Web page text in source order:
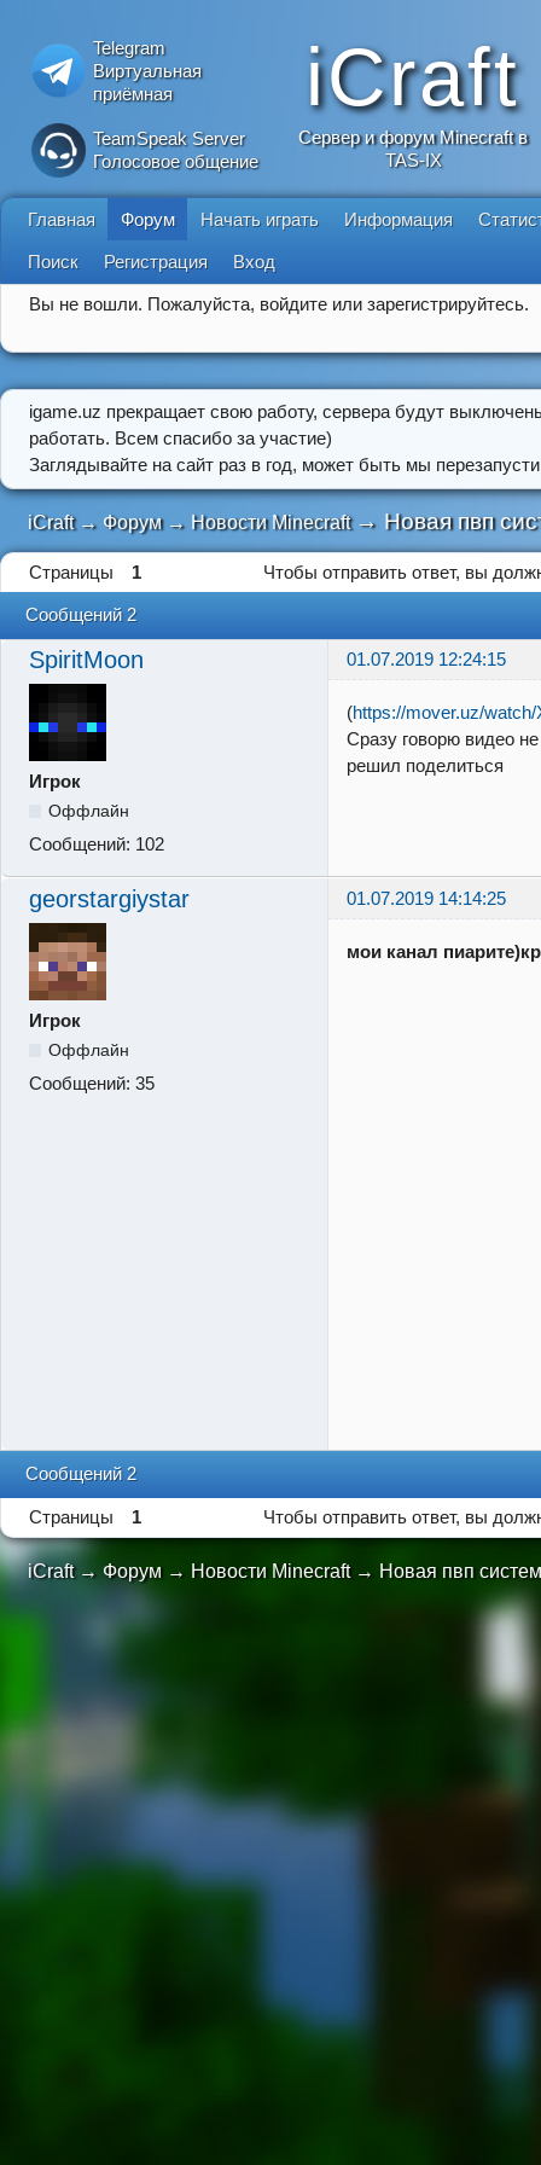
Telegram
Виртуальная
приёмная
TeamSpeak Server
Голосовое общение
iCraft
Сервер и форум Minecraft в
TAS-IX
Главная Форум Начать играть Информация
Поиск Регистрация Вход
Вы не вошли. Пожалуйста, войдите или зарегистрируйтесь.
igame.uz прекращает свою работу, сервера будут
работать. Всем спасибо за участие)
Заглядывайте на сайт раз в год, может быть мы
iCraft → Форум → Новости Minecraft → Новая пвп
Страницы 1 Чтобы отправить ответ, вы
Сообщений 2
SpiritMoon 01.07.2019 12:24:15
Игрок
Оффлайн
Сообщений: 102
(https://mover.uz/
Сразу говорю видео
решил поделиться
georstargiystar 01.07.2019 14:14:25
Игрок
Оффлайн
Сообщений: 35
мои канал
Сообщений 2
Страницы 1 Чтобы отправить ответ, вы
iCraft → Форум → Новости Minecraft → Новая пвп